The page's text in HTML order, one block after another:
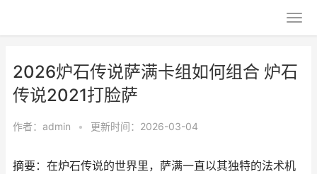
2026炉石传说萨满卡组如何组合 炉石
传说2021打脸萨
作者： admin • 更新时间：2026-03-04
摘要：在炉石传说的世界里，萨满一直以其独特的法术机